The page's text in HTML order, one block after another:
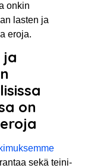
onkin
lasten ja
eroja.
ja
on
sekä teini-